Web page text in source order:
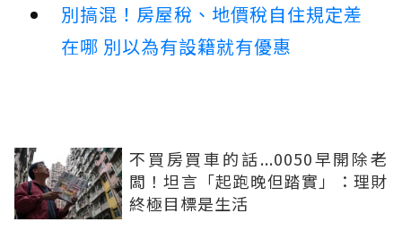
別搞混！房屋稅、地價稅自住規定差
在哪 別以為有設籍就有優惠
不買房買車的話...0050早開除老
闆！坦言「起跑晚但踏實」：理財
終極目標是生活